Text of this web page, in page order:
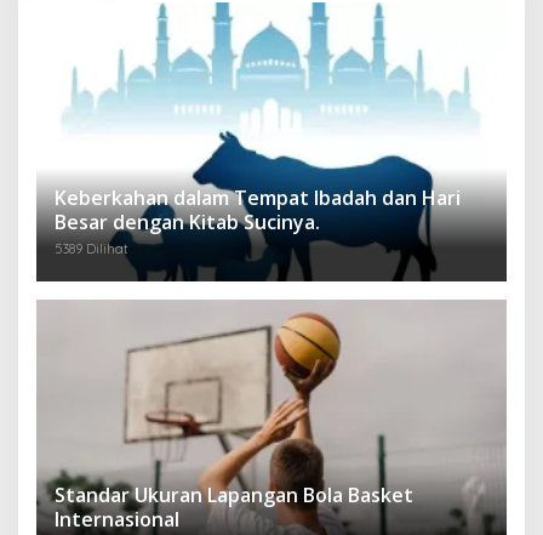
Keberkahan dalam Tempat Ibadah dan Hari
Besar dengan Kitab Sucinya.
5389 Dilihat
Standar Ukuran Lapangan Bola Basket
Internasional